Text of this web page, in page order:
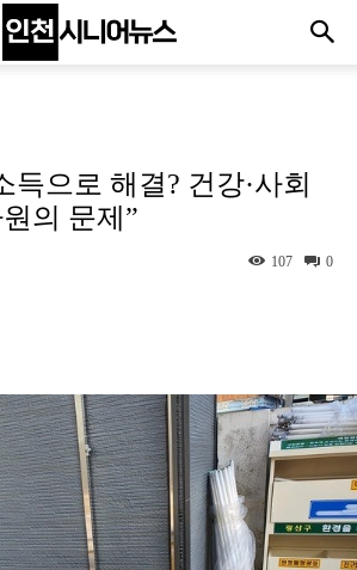
득으로 해결? 건강·사회
의 문제”
0
107